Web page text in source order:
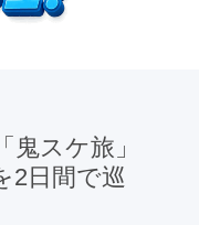
スケ旅」
2日間で巡